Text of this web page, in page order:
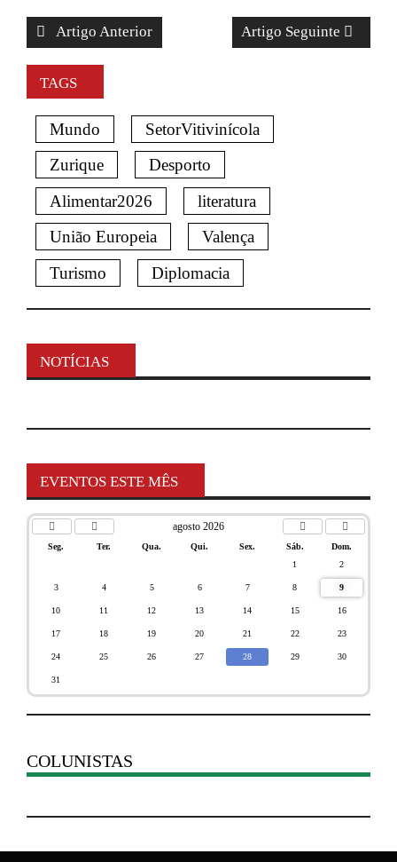
Artigo Anterior Artigo Seguinte
TAGS
Mundo
SetorVitivinícola
Zurique
Desporto
Alimentar2026
literatura
União Europeia
Valença
Turismo
Diplomacia
NOTÍCIAS
EVENTOS ESTE MÊS
agosto 2026
Seg. Ter. Qua. Qui. Sex. Sáb.
Dom.
1
2
3 4 5 6 7 8 9
10 11 12 13 14 15 16
17 18 19 20 21 22 23
24 25 26 27 28 29 30
31
COLUNISTAS